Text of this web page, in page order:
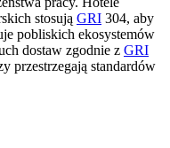
stosują GRI 304, aby
pobliskich ekosystemów
dostaw zgodnie z GRI
przestrzegają standardów